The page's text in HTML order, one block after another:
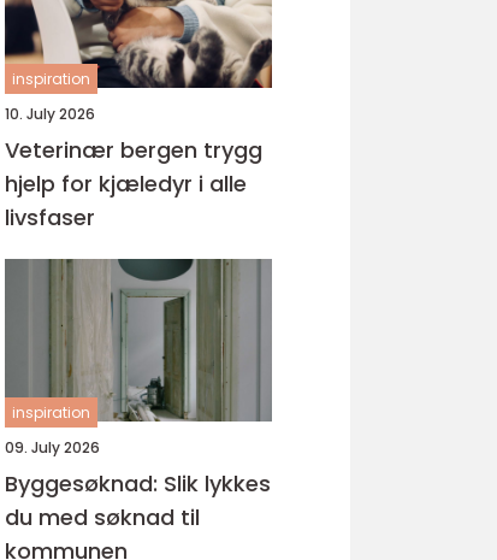
inspiration
10. July 2026
Veterinær bergen trygg
hjelp for kjæledyr i alle
livsfaser
inspiration
09. July 2026
Byggesøknad: Slik lykkes
du med søknad til
kommunen